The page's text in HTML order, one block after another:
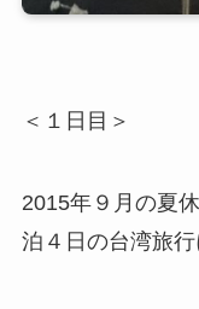
＜１日目＞
2015年９月の夏
泊４日の台湾旅行